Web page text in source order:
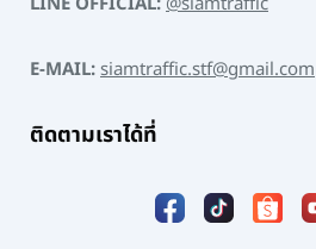
E-MAIL:siamtraffic.stf@gmail.com
ติดตามเราได้ที่